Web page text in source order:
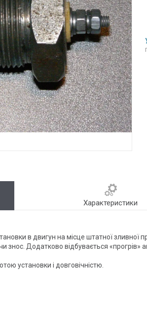
Характеристики
в двигун на місце штатної зливної
знос. Додатково відбувається
установки і довговічністю.